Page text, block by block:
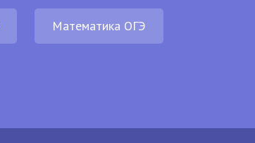
Математика ОГЭ